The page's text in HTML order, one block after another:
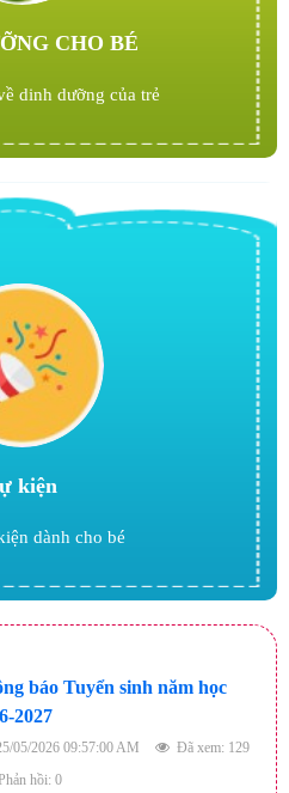
CHO BÉ
dinh dưỡng của trẻ
kiện
dành cho bé
báo Tuyển sinh năm học
2027
05/2026 09:57:00 AM
Đã xem: 129
hồi: 0